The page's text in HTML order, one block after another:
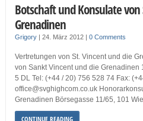
Botschaft und Konsulate
Grenadinen
Grigory| 24. März 2012 | 0 Comments
Vertretungen von St. Vincent und die
von Sankt Vincent und die Grenadinen
5 DL Tel: (+44 / 20) 756 528 74 Fax:
office@svghighcom.co.uk
Grenadinen Börsegasse 11/65, 101
CONTINUE READING